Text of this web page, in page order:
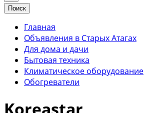
Поиск
Главная
Объявления в Старых Атагах
Для дома и дачи
Бытовая техника
Климатическое оборудование
Обогреватели